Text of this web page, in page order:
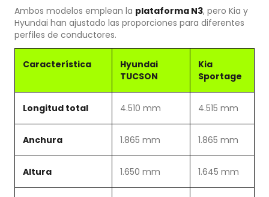
Ambos modelos emplean la plataforma N3, pero Kia y
Hyundai han ajustado las proporciones para diferentes
perfiles de conductores.
Característica
Hyundai
TUCSON
Kia
Sportage
Longitud total 4.510 mm 4.515 mm
Anchura 1.865 mm 1.865 mm
Altura 1.650 mm 1.645 mm